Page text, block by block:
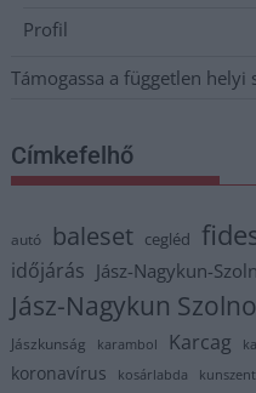
Profil
Támogassa a független helyi
Címkefelhő
autó baleset cegléd
időjárás Jász-Nagykun-
Jász-Nagykun
Jászkunság karambol Karcag
koronavírus kosárlabda